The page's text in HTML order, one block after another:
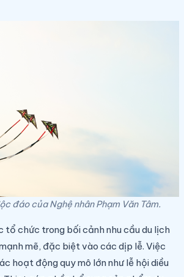
đáo của Nghệ nhân Phạm Văn Tâm.
chức trong bối cảnh nhu cầu du lịch
mẽ, đặc biệt vào các dịp lễ. Việc
hoạt động quy mô lớn như lễ hội diều